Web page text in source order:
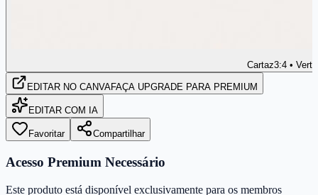
Cartaz3:4 •
EDITAR NO CANVAFAÇA UPGRADE PARA PREMIUM
EDITAR COM IA
Favoritar Compartilhar
Acesso Premium Necessário
Este produto está disponível exclusivamente para os membros